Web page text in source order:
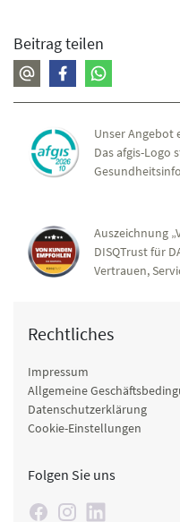
Beitrag teilen
Unser Angebot
Das afgis-Logo
Auszeichnung
DISQTrust für
Vertrauen,
Rechtliches
Impressum
Allgemeine
Datenschutzerklärung
Cookie-Einstellungen
Folgen Sie uns